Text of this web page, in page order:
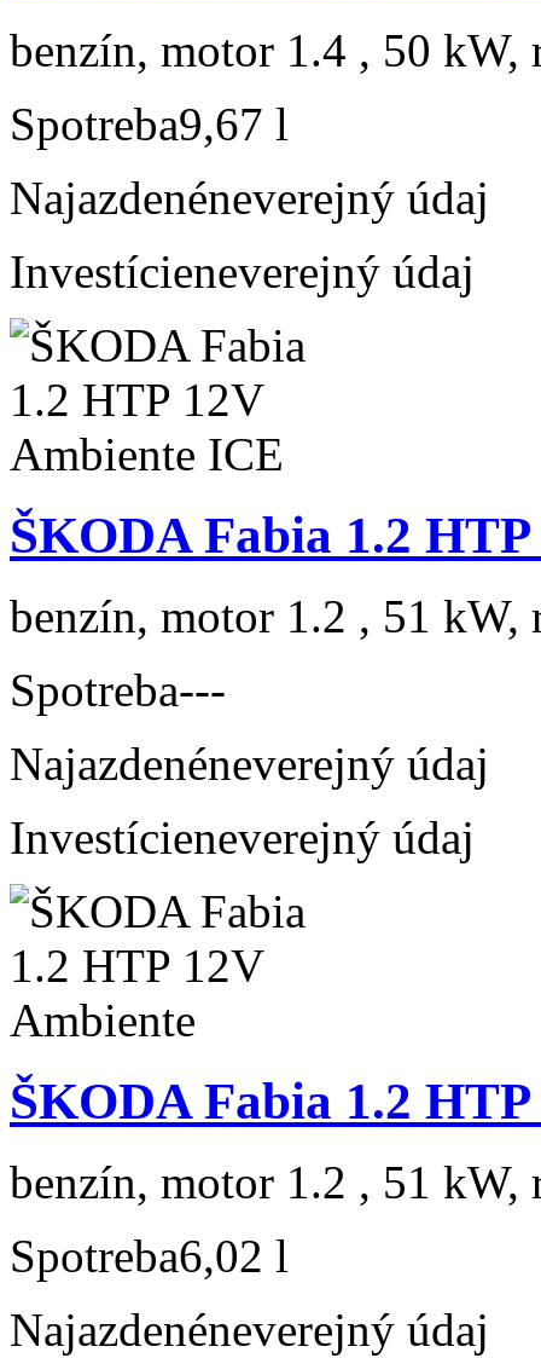
benzín, motor 1.4 , 50 kW,
Spotreba9,67 l
Najazdenéneverejný údaj
Investícieneverejný údaj
ŠKODA Fabia 1.2
benzín, motor 1.2 , 51 kW,
Spotreba---
Najazdenéneverejný údaj
Investícieneverejný údaj
ŠKODA Fabia 1.2
benzín, motor 1.2 , 51 kW,
Spotreba6,02 l
Najazdenéneverejný údaj